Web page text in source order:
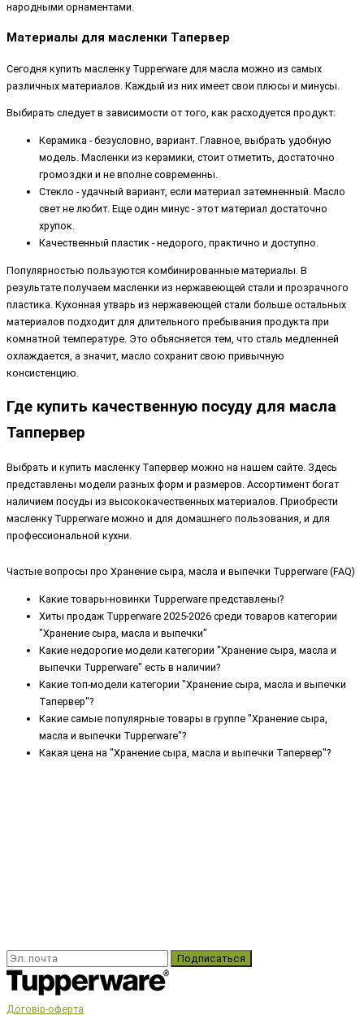
народными орнаментами.
Материалы для масленки Тапервер
Сегодня купить масленку Tupperware для масла можно из самых
различных материалов. Каждый из них имеет свои плюсы и минусы.
Выбирать следует в зависимости от того, как расходуется продукт:
Керамика - безусловно, вариант. Главное, выбрать удобную
модель. Масленки из керамики, стоит отметить, достаточно
громоздки и не вполне современны.
Стекло - удачный вариант, если материал затемненный. Масло
свет не любит. Еще один минус - этот материал достаточно
хрупок.
Качественный пластик - недорого, практично и доступно.
Популярностью пользуются комбинированные материалы. В
результате получаем масленки из нержавеющей стали и прозрачного
пластика. Кухонная утварь из нержавеющей стали больше остальных
материалов подходит для длительного пребывания продукта при
комнатной температуре. Это объясняется тем, что сталь медленней
охлаждается, а значит, масло сохранит свою привычную
консистенцию.
Где купить качественную посуду для масла
Таппервер
Выбрать и купить масленку Тапервер можно на нашем сайте. Здесь
представлены модели разных форм и размеров. Ассортимент богат
наличием посуды из высококачественных материалов. Приобрести
масленку Tupperware можно и для домашнего пользования, и для
профессиональной кухни.
Частые вопросы про Хранение сыра, масла и выпечки Tupperware (FAQ)
Какие товары-новинки Tupperware представлены?
Хиты продаж Tupperware 2025-2026 среди товаров категории
"Хранение сыра, масла и выпечки"
Какие недорогие модели категории "Хранение сыра, масла и
выпечки Tupperware" есть в наличии?
Какие топ-модели категории "Хранение сыра, масла и выпечки
Тапервер"?
Какие самые популярные товары в группе "Хранение сыра,
масла и выпечки Tupperware"?
Какая цена на "Хранение сыра, масла и выпечки Тапервер"?
Подписаться
Договір-оферта